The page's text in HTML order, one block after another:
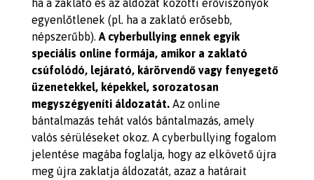
ha a zaklató és az áldozat közötti erőviszonyok
egyenlőtlenek (pl. ha a zaklató erősebb,
népszerűbb). A cyberbullying ennek egyik
speciális online formája, amikor a zaklató
csúfolódó, lejárató, kárörvendő vagy fenyegető
üzenetekkel, képekkel, sorozatosan
megyszégyeníti áldozatát. Az online
bántalmazás tehát valós bántalmazás, amely
valós sérüléseket okoz. A cyberbullying fogalom
jelentése magába foglalja, hogy az elkövető újra
meg újra zaklatja áldozatát, azaz a határait